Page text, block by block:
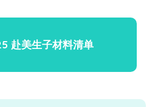
赴美生子材料清单